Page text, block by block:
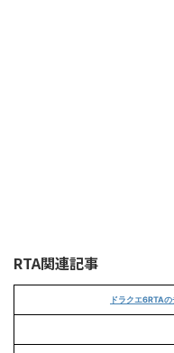
RTA関連記事
ドラクエ6RTA